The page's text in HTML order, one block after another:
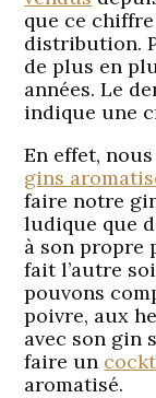
que ce
distribution.
de plus en
années. Le
indique une
En effet,
gins
faire notre
ludique que
à son propre
fait l’autre
pouvons
poivre, aux
avec son gin
faire un
aromatisé.